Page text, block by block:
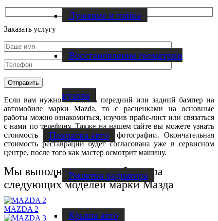
Лужение и пайка
Восстановление геометрии
кузова
Покраска авто
Решетка радиатора
Крыша авто
Заказать услугу
Если вам нужно починить передний или задний бампер на
автомобиле марки Mazda, то с расценками на основные
работы можно ознакомиться, изучив прайс-лист или связаться
с нами по телефону. Также на нашем сайте вы можете узнать
стоимость работ, прислав нам фотографии. Окончательная
стоимость реставрации будет согласована уже в сервисном
центре, после того как мастер осмотрит машину.
Мы выполняем ремонт бампера
следующих моделей марки Мазда
MAZDA 2